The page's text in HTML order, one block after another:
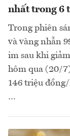
nhất trong 6
Trong phiên
và vàng nhẫn
im sau khi
hôm qua (20/
146 triệu
…